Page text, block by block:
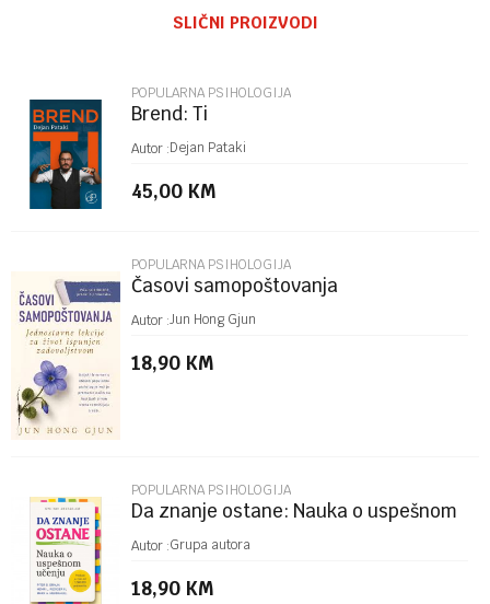
Poruka
POŠALJI
SLIČNI PROIZVODI
POPULARNA PSIHOLOGIJA
Brend: Ti
Autor :Dejan Pataki
45,00 KM
POPULARNA PSIHOLOGIJA
Časovi samopoštovanja
Autor :Jun Hong Gjun
18,90 KM
POPULARNA PSIHOLOGIJA
Da znanje ostane: Nauka o uspešnom
Autor :Grupa autora
18,90 KM